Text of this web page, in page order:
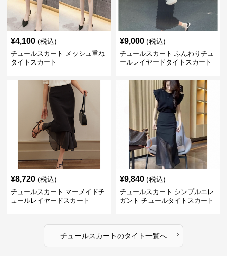
¥4,100 (税込)
チュールスカート メッシュ重ね
タイトスカート
¥9,000 (税込)
チュールスカート ふんわりチュ
ールレイヤードタイトスカート
¥8,720 (税込)
チュールスカート マーメイドチ
ュールレイヤードスカート
¥9,840 (税込)
チュールスカート シンプルエレ
ガント チュールタイトスカート
チュールスカートのタイト一覧へ ›